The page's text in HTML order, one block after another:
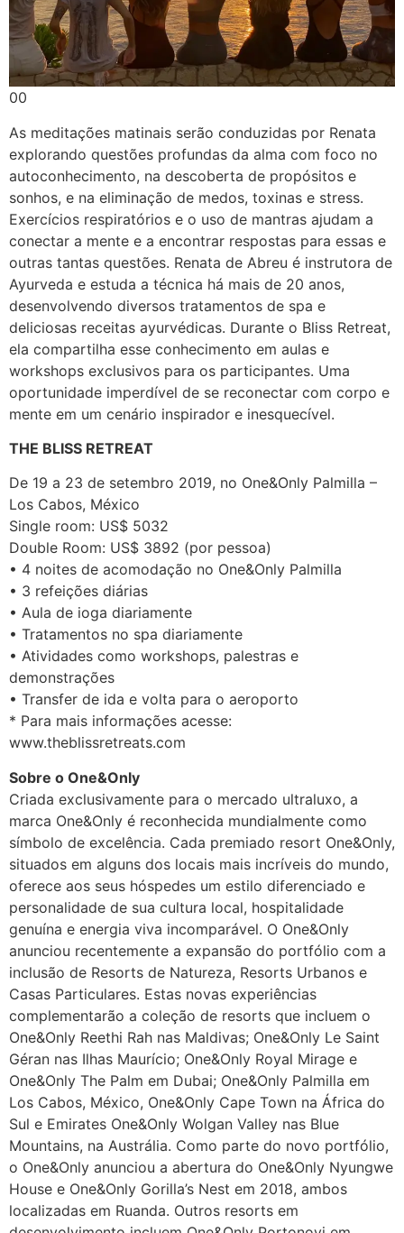
00
As meditações matinais serão conduzidas por Renata
explorando questões profundas da alma com foco no
autoconhecimento, na descoberta de propósitos e
sonhos, e na eliminação de medos, toxinas e stress.
Exercícios respiratórios e o uso de mantras ajudam a
conectar a mente e a encontrar respostas para essas e
outras tantas questões. Renata de Abreu é instrutora de
Ayurveda e estuda a técnica há mais de 20 anos,
desenvolvendo diversos tratamentos de spa e
deliciosas receitas ayurvédicas. Durante o Bliss Retreat,
ela compartilha esse conhecimento em aulas e
workshops exclusivos para os participantes. Uma
oportunidade imperdível de se reconectar com corpo e
mente em um cenário inspirador e inesquecível.
THE BLISS RETREAT
De 19 a 23 de setembro 2019, no One&Only Palmilla –
Los Cabos, México
Single room: US$ 5032
Double Room: US$ 3892 (por pessoa)
• 4 noites de acomodação no One&Only Palmilla
• 3 refeições diárias
• Aula de ioga diariamente
• Tratamentos no spa diariamente
• Atividades como workshops, palestras e
demonstrações
• Transfer de ida e volta para o aeroporto
* Para mais informações acesse:
www.theblissretreats.com
Sobre o One&Only
Criada exclusivamente para o mercado ultraluxo, a
marca One&Only é reconhecida mundialmente como
símbolo de excelência. Cada premiado resort One&Only,
situados em alguns dos locais mais incríveis do mundo,
oferece aos seus hóspedes um estilo diferenciado e
personalidade de sua cultura local, hospitalidade
genuína e energia viva incomparável. O One&Only
anunciou recentemente a expansão do portfólio com a
inclusão de Resorts de Natureza, Resorts Urbanos e
Casas Particulares. Estas novas experiências
complementarão a coleção de resorts que incluem o
One&Only Reethi Rah nas Maldivas; One&Only Le Saint
Géran nas Ilhas Maurício; One&Only Royal Mirage e
One&Only The Palm em Dubai; One&Only Palmilla em
Los Cabos, México, One&Only Cape Town na África do
Sul e Emirates One&Only Wolgan Valley nas Blue
Mountains, na Austrália. Como parte do novo portfólio,
o One&Only anunciou a abertura do One&Only Nyungwe
House e One&Only Gorilla’s Nest em 2018, ambos
localizadas em Ruanda. Outros resorts em